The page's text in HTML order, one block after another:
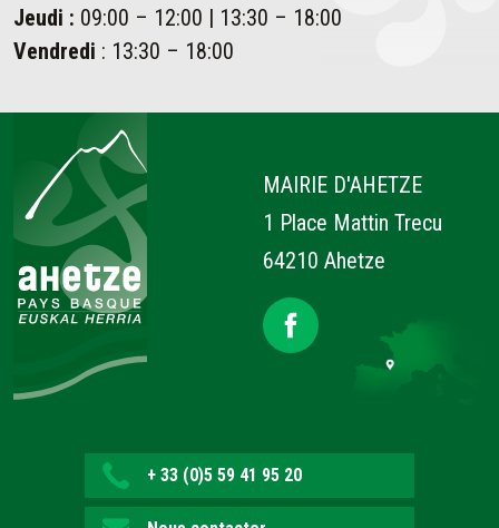
Jeudi : 09:00 – 12:00 | 13:30 – 18:00
Vendredi : 13:30 – 18:00
MAIRIE D'AHETZE
1 Place Mattin Trecu
64210 Ahetze
+ 33 (0)5 59 41 95 20